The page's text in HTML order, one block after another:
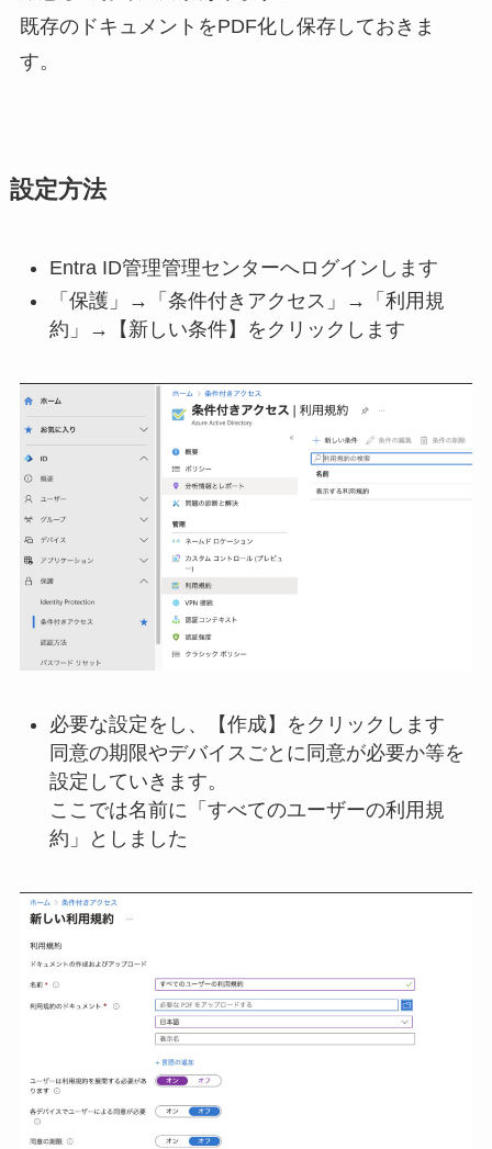
既存のドキュメントをPDF化し保存しておきま
す。
設定方法
Entra ID管理管理センターへログインします
「保護」→「条件付きアクセス」→「利用規
約」→【新しい条件】をクリックします
必要な設定をし、【作成】をクリックします
同意の期限やデバイスごとに同意が必要か等を
設定していきます。
ここでは名前に「すべてのユーザーの利用規
約」としました